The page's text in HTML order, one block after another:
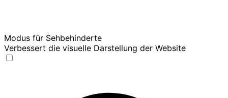
Modus für Sehbehinderte
Verbessert die visuelle Darstellung der Website